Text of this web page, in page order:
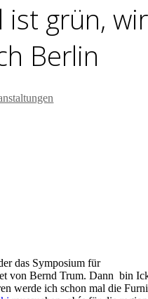
ist grün, wir
Berlin
das Symposium für
von Bernd Trum. Dann bin
werde ich schon mal die